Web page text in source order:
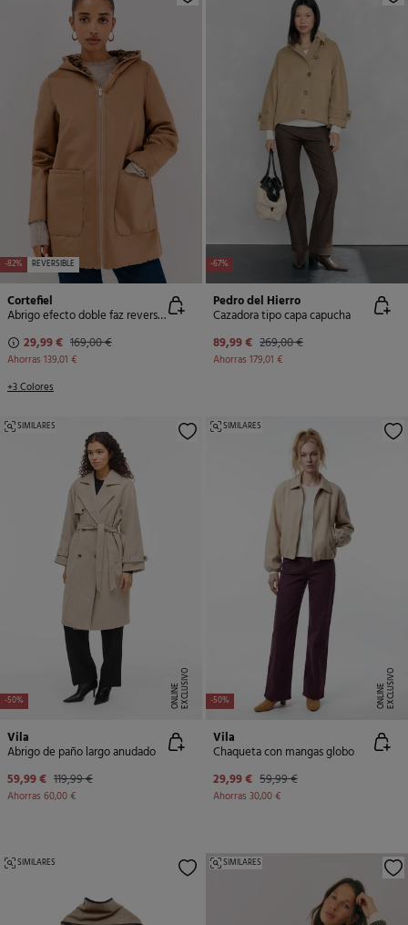
-82% REVERSIBLE
Cortefiel
Abrigo efecto doble faz reversible
29,99 € 169,00 €
Ahorras 139,01 €
+3 Colores
-67%
Pedro del Hierro
Cazadora tipo capa capucha
89,99 € 269,00 €
Ahorras 179,01 €
-50% E
X
C
L
U
SI
V
O
O
N
LI
N
E
SIMILARES
Vila
Abrigo de paño largo anudado
59,99 € 119,99 €
Ahorras 60,00 €
-50% E
X
C
L
U
SI
V
O
O
N
LI
N
E
SIMILARES
Vila
Chaqueta con mangas globo
29,99 € 59,99 €
Ahorras 30,00 €
SIMILARES SIMILARES